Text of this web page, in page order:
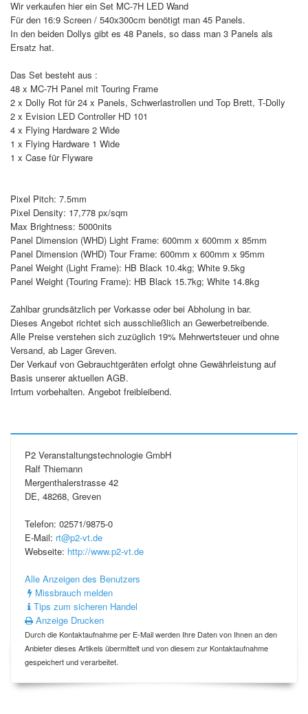
Wir verkaufen hier ein Set MC-7H LED Wand
Für den 16:9 Screen / 540x300cm benötigt man 45 Panels.
In den beiden Dollys gibt es 48 Panels, so dass man 3 Panels als
Ersatz hat.
Das Set besteht aus :
48 x MC-7H Panel mit Touring Frame
2 x Dolly Rot für 24 x Panels, Schwerlastrollen und Top Brett, T-Dolly
2 x Evision LED Controller HD 101
4 x Flying Hardware 2 Wide
1 x Flying Hardware 1 Wide
1 x Case für Flyware
Pixel Pitch: 7.5mm
Pixel Density: 17,778 px/sqm
Max Brightness: 5000nits
Panel Dimension (WHD) Light Frame: 600mm x 600mm x 85mm
Panel Dimension (WHD) Tour Frame: 600mm x 600mm x 95mm
Panel Weight (Light Frame): HB Black 10.4kg; White 9.5kg
Panel Weight (Touring Frame): HB Black 15.7kg; White 14.8kg
Zahlbar grundsätzlich per Vorkasse oder bei Abholung in bar.
Dieses Angebot richtet sich ausschließlich an Gewerbetreibende.
Alle Preise verstehen sich zuzüglich 19% Mehrwertsteuer und ohne
Versand, ab Lager Greven.
Der Verkauf von Gebrauchtgeräten erfolgt ohne Gewährleistung auf
Basis unserer aktuellen AGB.
Irrtum vorbehalten. Angebot freibleibend.
P2 Veranstaltungstechnologie GmbH
Ralf Thiemann
Mergenthalerstrasse 42
DE, 48268, Greven
Telefon: 02571/9875-0
E-Mail: rt@p2-vt.de
Webseite: http://www.p2-vt.de
Alle Anzeigen des Benutzers
Missbrauch melden
Tips zum sicheren Handel
Anzeige Drucken
Durch die Kontaktaufnahme per E-Mail werden Ihre Daten von Ihnen an den
Anbieter dieses Artikels übermittelt und von diesem zur Kontaktaufnahme
gespeichert und verarbeitet.